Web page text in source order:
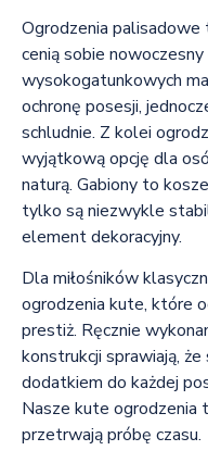
Ogrodzenia
cenią sobie
wysokogatunkowych
ochronę posesji,
schludnie. Z kolei
wyjątkową opcję dla
naturą. Gabiony to
tylko są niezwykle
element dekoracyjny.
Dla miłośników
ogrodzenia kute, które
prestiż. Ręcznie
konstrukcji sprawiają,
dodatkiem do każdej
Nasze kute ogrodzenia
przetrwają próbę czasu.